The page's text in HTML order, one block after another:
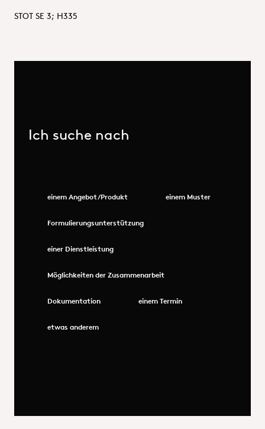
STOT SE 3; H335
Ich suche nach
einem Angebot/Produkt einem Muster
Formulierungsunterstützung
einer Dienstleistung
Möglichkeiten der Zusammenarbeit
Dokumentation einem Termin
etwas anderem